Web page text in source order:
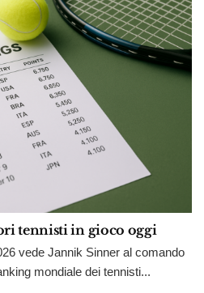
tennisti in gioco oggi
vede Jannik Sinner al comando
mondiale dei tennisti...